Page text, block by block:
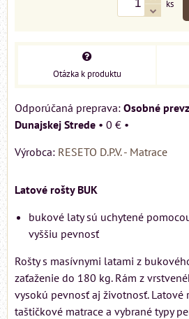
ks
Otázka k produktu
Osobné
Dunajskej Strede • 0 € •
Výrobca: RESETO D.P.V. - Matrace
Latové rošty BUK
bukové laty sú uchytené
vyššiu pevnosť
Rošty s masívnymi latami z
zaťaženie do 180 kg. Rám z
vysokú pevnosť aj životnosť. Latové
taštičkové matrace a vybrané typy